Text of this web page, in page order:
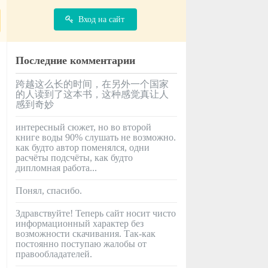
Вход на сайт
Последние комментарии
跨越这么长的时间，在另外一个国家
的人读到了这本书，这种感觉真让人
感到奇妙
интересный сюжет, но во второй
книге воды 90% слушать не возможно.
как будто автор поменялся, одни
расчёты подсчёты, как будто
дипломная работа...
Понял, спасибо.
Здравствуйте! Теперь сайт носит чисто
информационный характер без
возможности скачивания. Так-как
постоянно поступаю жалобы от
правообладателей.